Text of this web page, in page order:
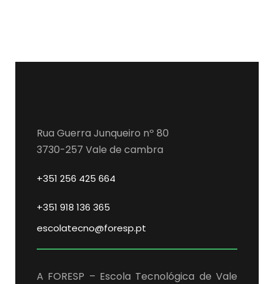
Rua Guerra Junqueiro nº 80
3730-257 Vale de cambra
+351 256 425 664
+351 918 136 365
escolatecno@foresp.pt
A FORESP – Escola Tecnológica de Vale